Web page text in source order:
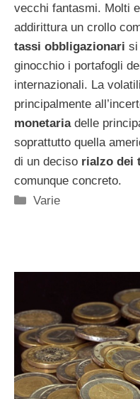
vecchi fantasmi. Molti
addirittura un crollo
tassi obbligazionari si
ginocchio i portafogli
internazionali. La
principalmente
monetaria delle
soprattutto quella
di un deciso rialzo dei
comunque concreto.
Categorie
Varie